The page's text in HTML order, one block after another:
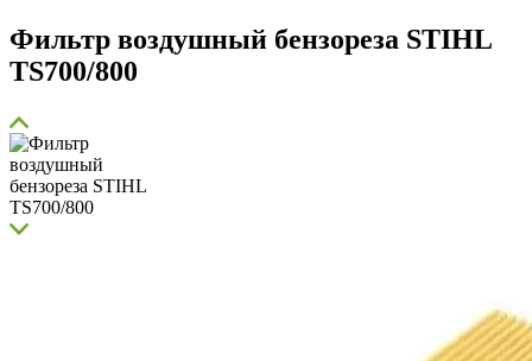
Фильтр воздушный бензореза STIHL
TS700/800